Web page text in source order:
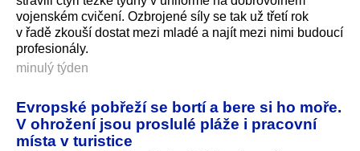
vojenském cvičení. Ozbrojené síly se tak už třetí rok
v řadě zkouší dostat mezi mladé a najít mezi nimi budoucí
profesionály.
minulý týden
Evropské pobřeží se bortí a bere si ho moře.
V ohrožení jsou proslulé pláže i pracovní
místa v turistice